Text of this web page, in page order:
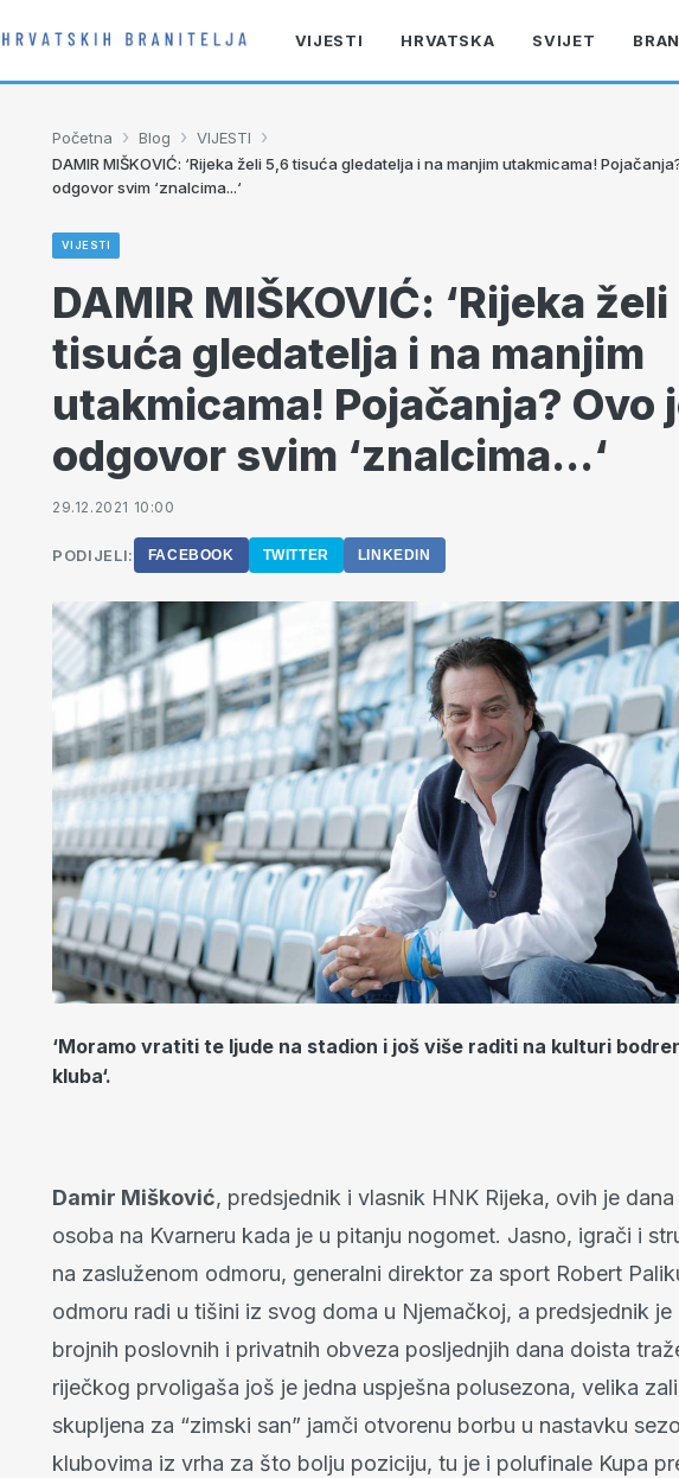
VIJESTI HRVATSKA SVIJET
Početna › Blog › VIJESTI ›
DAMIR MIŠKOVIĆ: ‘Rijeka želi 5,6 tisuća gledatelja i na manjim utakmicama!
odgovor svim ‘znalcima...‘
VIJESTI
DAMIR MIŠKOVIĆ: ‘Rijeka
tisuća gledatelja i na manjim
utakmicama! Pojačanja? Ovo
odgovor svim ‘znalcima...‘
29.12.2021 10:00
PODIJELI: FACEBOOK TWITTER LINKEDIN
‘Moramo vratiti te ljude na stadion i još više raditi na kulturi
kluba‘.
Damir Mišković, predsjednik i vlasnik HNK Rijeka, ovih je
osoba na Kvarneru kada je u pitanju nogomet. Jasno, igrači i
na zasluženom odmoru, generalni direktor za sport Robert
odmoru radi u tišini iz svog doma u Njemačkoj, a predsjednik je
brojnih poslovnih i privatnih obveza posljednjih dana doista
riječkog prvoligaša još je jedna uspješna polusezona, velika
skupljena za “zimski san” jamči otvorenu borbu u nastavku
klubovima iz vrha za što bolju poziciju, tu je i polufinale Kupa